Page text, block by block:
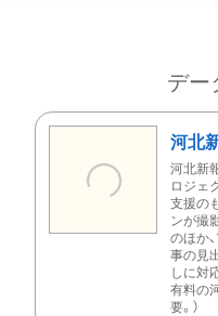
デー
河北
河北新
ロジェ
支援の
ンが撮
のほか
事の見
しに対
有料の
要。）